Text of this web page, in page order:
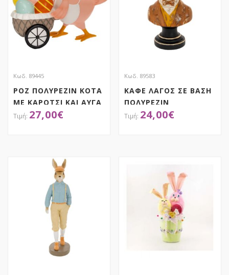
Κωδ. 89445
ΡΟΖ ΠΟΛΥΡΕΖΙΝ ΚΟΤΑ
ΜΕ ΚΑΡΟΤΣΙ ΚΑΙ ΑΥΓΑ
25Χ25ΕΚ
27,00€
Κωδ. 89583
ΚΑΦΕ ΛΑΓΟΣ ΣΕ ΒΑΣΗ
ΠΟΛΥΡΕΖΙΝ
14Χ10Χ28ΕΚ
24,00€